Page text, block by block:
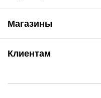
Магазины
ул. Рабочая, 2-а
Клиентам